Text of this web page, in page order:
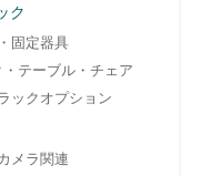
ク
固定器具
テーブル・チェア
ックオプション
メラ関連